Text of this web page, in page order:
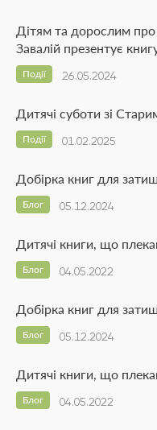
Дітям та дорослим про
Завалій презентує
26.05.2024
Події
Дитячі суботи зі
01.02.2025
Події
Добірка книг для
05.12.2024
Блог
Дитячі книги, що
04.05.2022
Блог
Добірка книг для
05.12.2024
Блог
Дитячі книги, що
04.05.2022
Блог